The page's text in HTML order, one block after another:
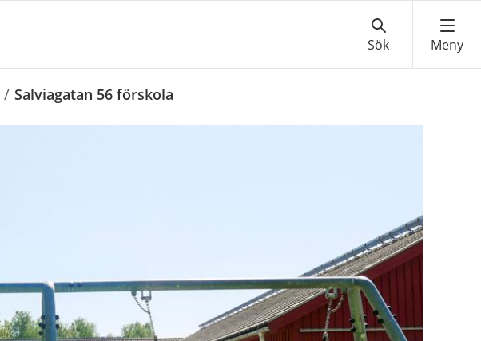
/ Salviagatan 56 förskola